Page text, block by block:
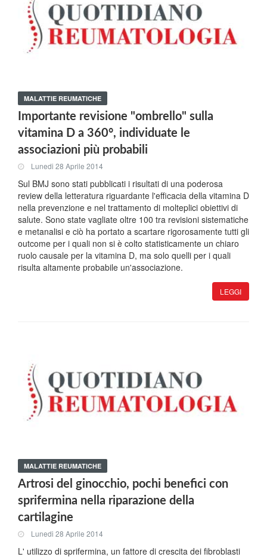
MALATTIE REUMATICHE
Importante revisione "ombrello" sulla
vitamina D a 360°, individuate le
associazioni più probabili
Lunedi 28 Aprile 2014
Sul BMJ sono stati pubblicati i risultati di una poderosa
review della letteratura riguardante l'efficacia della vitamina D
nella prevenzione e nel trattamento di molteplici obiettivi di
salute. Sono state vagliate oltre 100 tra revisioni sistematiche
e metanalisi e ciò ha portato a scartare rigorosamente tutti gli
outcome per i quali non si è colto statisticamente un chiaro
ruolo causale per la vitamina D, ma solo quelli per i quali
risulta altamente probabile un'associazione.
LEGGI
MALATTIE REUMATICHE
Artrosi del ginocchio, pochi benefici con
sprifermina nella riparazione della
cartilagine
Lunedi 28 Aprile 2014
L' utilizzo di sprifermina, un fattore di crescita dei fibroblasti